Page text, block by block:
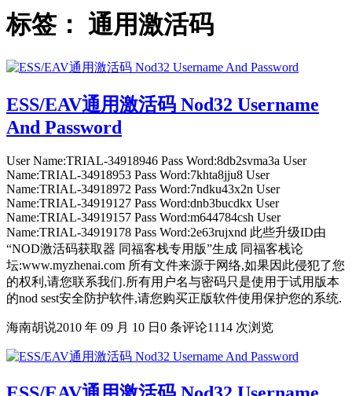
标签： 通用激活码
ESS/EAV通用激活码 Nod32 Username
And Password
User Name:TRIAL-34918946 Pass Word:8db2svma3a User
Name:TRIAL-34918953 Pass Word:7khta8jju8 User
Name:TRIAL-34918972 Pass Word:7ndku43x2n User
Name:TRIAL-34919127 Pass Word:dnb3bucdkx User
Name:TRIAL-34919157 Pass Word:m644784csh User
Name:TRIAL-34919178 Pass Word:2e63rujxnd 此些升级ID由
“NOD激活码获取器 同福客栈专用版”生成 同福客栈论
坛:www.myzhenai.com 所有文件来源于网络,如果因此侵犯了您
的权利,请您联系我们.所有用户名与密码只是使用于试用版本
的nod sest安全防护软件,请您购买正版软件使用保护您的系统.
海南胡说2010 年 09 月 10 日 0 条评论1114 次浏览